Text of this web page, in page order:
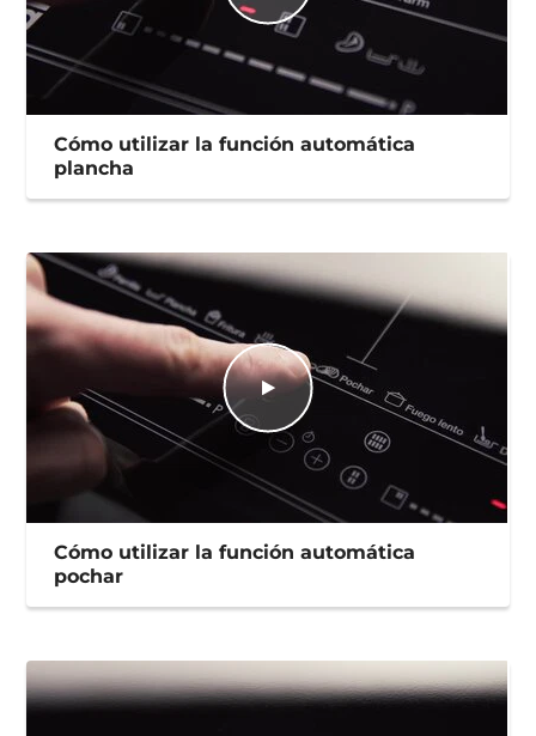
Cómo utilizar la función automática
plancha
Cómo utilizar la función automática
pochar